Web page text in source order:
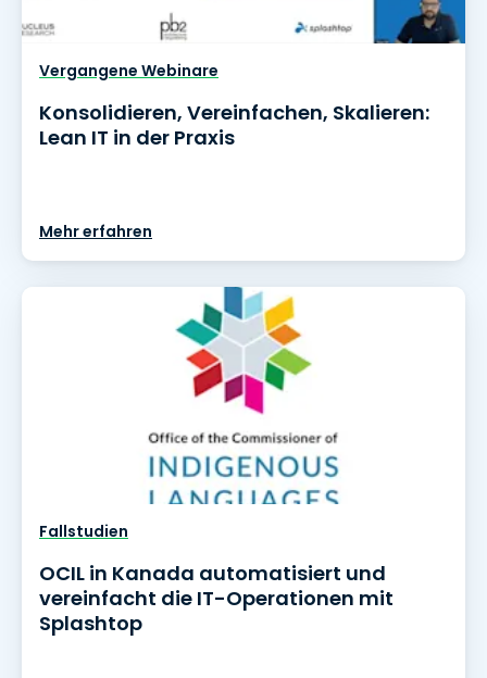
Vergangene Webinare
Konsolidieren, Vereinfachen, Skalieren:
Lean IT in der Praxis
Mehr erfahren
Fallstudien
OCIL in Kanada automatisiert und
vereinfacht die IT-Operationen mit
Splashtop